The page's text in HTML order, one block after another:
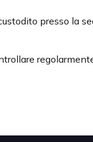
presso la